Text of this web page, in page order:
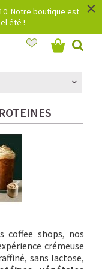
Notre boutique est
été !
×
coffee shops, nos
crémeuse
sans lactose,